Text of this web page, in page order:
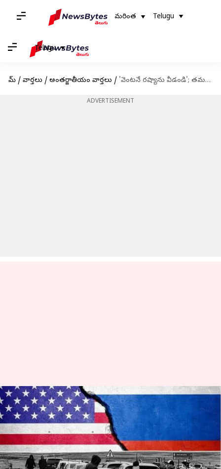
మరింత Telugu
Telugu
హోమ్ / వార్తలు / అంతర్జాతీయం వార్తలు / 'వెంటనే రష్యాను వీడండి'; తమ పౌరులకు అమెరికా కీలక ఆదేశాలు
ADVERTISEMENT
'వెంటనే రష్యాను వీడండి'; తమ
పౌరులకు అమెరికా కీలక ఆదేశాలు
వ్రాసిన వారు Stalin Feb 13, 2023 05:10 pm
ఈ వార్తాకథనం ఏంటి